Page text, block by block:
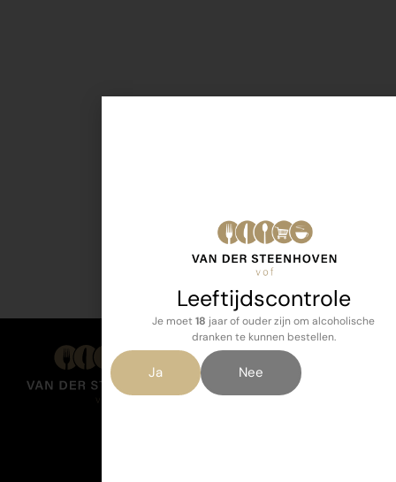
Leeftijdscontrole
Je moet18 jaar of ouder zijn om alcoholische
dranken te kunnen bestellen.
Ja Nee